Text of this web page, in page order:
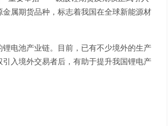
属期货品种，标志着我国在全球新能源材
电池产业链。目前，已有不少境外的生产
入境外交易者后，有助于提升我国锂电产